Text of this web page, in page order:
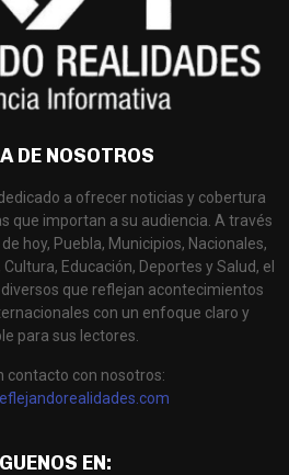
DE NOSOTROS
a ofrecer noticias y cobertura
que importan a su audiencia. A través
hoy, Puebla, Municipios, Nacionales,
Educación, Deportes y Salud, el
que reflejan acontecimientos
con un enfoque claro y
para sus lectores.
contacto con nosotros:
EN: